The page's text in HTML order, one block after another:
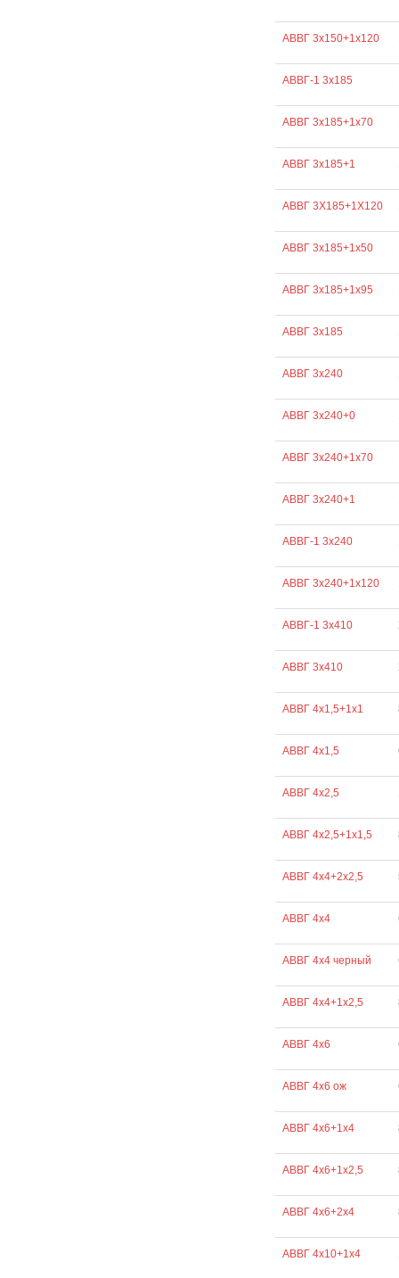
АВВГ 3х150+1х120
АВВГ-1 3х185
АВВГ 3х185+1х70
АВВГ 3х185+1
АВВГ 3Х185+1Х120
АВВГ 3х185+1х50
АВВГ 3х185+1х95
АВВГ 3х185
АВВГ 3х240
АВВГ 3х240+0
АВВГ 3х240+1х70
АВВГ 3х240+1
АВВГ-1 3х240
АВВГ 3х240+1х120
АВВГ-1 3х410
АВВГ 3х410
АВВГ 4х1,5+1х1
АВВГ 4х1,5
АВВГ 4х2,5
АВВГ 4х2,5+1х1,5
АВВГ 4х4+2х2,5
АВВГ 4х4
АВВГ 4х4 черный
АВВГ 4х4+1х2,5
АВВГ 4х6
АВВГ 4х6 ож
АВВГ 4х6+1х4
АВВГ 4х6+1х2,5
АВВГ 4х6+2х4
АВВГ 4х10+1х4